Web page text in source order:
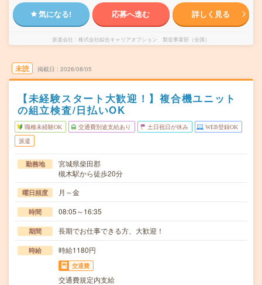
気になる! 応募へ進む 詳しく見る
派遣会社 株式会社綜合キャリアオプション 製造事業部（全国）
未読 掲載日 2026/08/05
【未経験スタート大歓迎！】複合機ユニット
の組立検査/日払いOK
職種未経験OK 交通費別途支給あり 土日祝日が休み WEB登録OK
派遣
勤務地
宮城県柴田郡
槻木駅から徒歩20分
曜日頻度 月～金
時間 08:05～16:35
期間 長期でお仕事できる方、大歓迎！
時給 時給1180円
交通費
交通費規定内支給